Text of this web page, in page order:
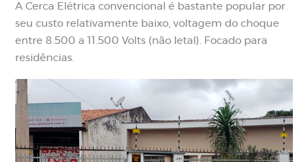
A Cerca Elétrica convencional é bastante popular por
seu custo relativamente baixo, voltagem do choque
entre 8.500 a 11.500 Volts (não letal). Focado para
residências.